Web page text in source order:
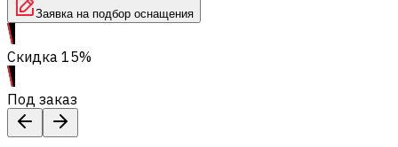
Заявка на подбор оснащения
Скидка 15%
Под заказ